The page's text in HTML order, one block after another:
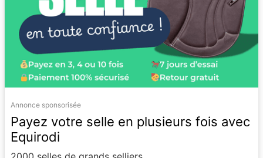
Annonce sponsorisée
Payez votre selle en plusieurs fois avec
Equirodi